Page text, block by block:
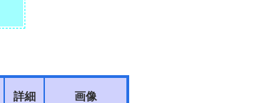
詳細 画像